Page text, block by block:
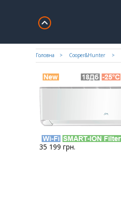
Головна Cooper&Hunter
35 199 грн.